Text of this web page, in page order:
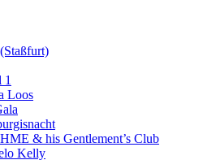
1
Loos
& his Gentlement’s Club
Kelly